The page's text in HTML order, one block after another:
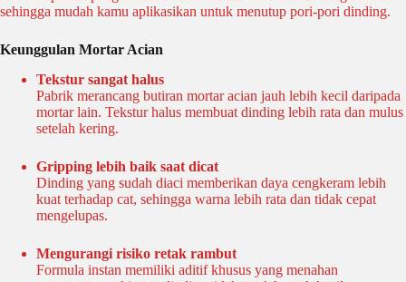
sehingga mudah kamu aplikasikan untuk menutup pori-pori dinding.
Keunggulan Mortar Acian
Tekstur sangat halus
Pabrik merancang butiran mortar acian jauh lebih kecil daripada
mortar lain. Tekstur halus membuat dinding lebih rata dan mulus
setelah kering.
Gripping lebih baik saat dicat
Dinding yang sudah diaci memberikan daya cengkeram lebih
kuat terhadap cat, sehingga warna lebih rata dan tidak cepat
mengelupas.
Mengurangi risiko retak rambut
Formula instan memiliki aditif khusus yang menahan